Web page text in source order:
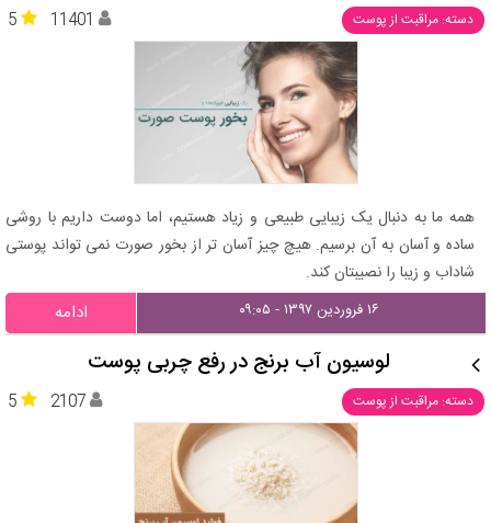
دسته: مراقبت از پوست 5 11401
همه ما به دنبال یک زیبایی طبیعی و زیاد هستیم، اما دوست داریم با روشی
ساده و آسان به آن برسیم. هیچ چیز آسان تر از بخور صورت نمی تواند پوستی
شاداب و زیبا را نصیبتان کند.
۱۶ فروردین ۱۳۹۷ - ۰۹:۰۵ ادامه
لوسیون آب برنج در رفع چربی پوست
دسته: مراقبت از پوست 5 2107